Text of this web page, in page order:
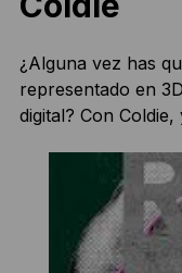
¿Alguna vez has
representado en
digital? Con Coldie,